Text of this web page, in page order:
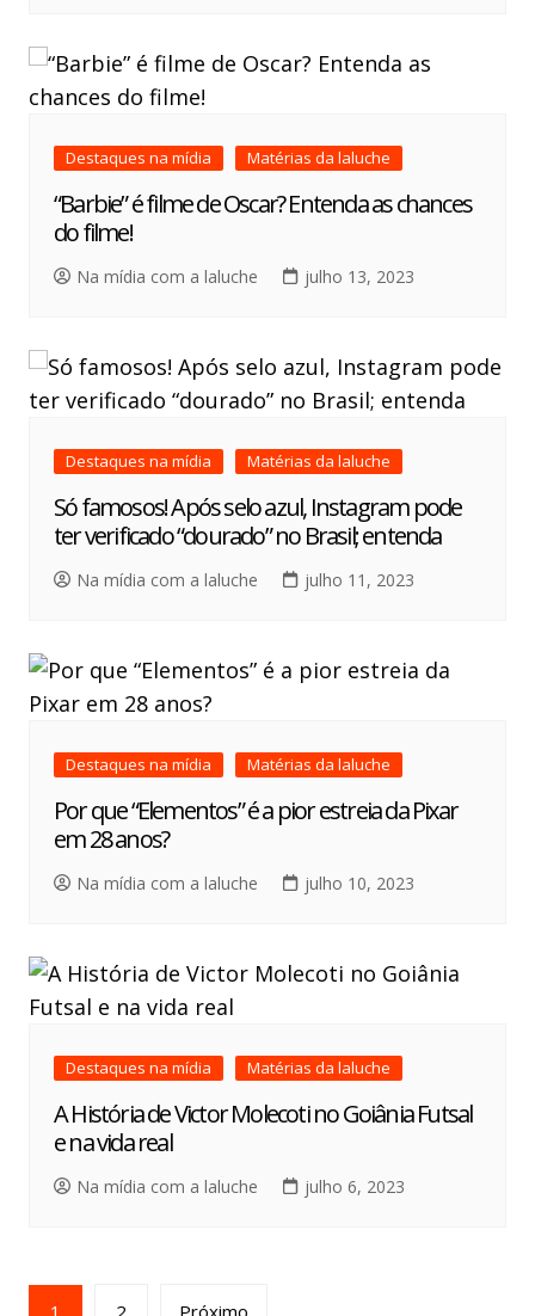
Destaques na mídia Matérias da laluche
“Barbie” é filme de Oscar? Entenda as chances
do filme!
Na mídia com a laluche julho 13, 2023
Destaques na mídia Matérias da laluche
Só famosos! Após selo azul, Instagram pode
ter verificado “dourado” no Brasil; entenda
Na mídia com a laluche julho 11, 2023
Destaques na mídia Matérias da laluche
Por que “Elementos” é a pior estreia da Pixar
em 28 anos?
Na mídia com a laluche julho 10, 2023
Destaques na mídia Matérias da laluche
A História de Victor Molecoti no Goiânia Futsal
e na vida real
Na mídia com a laluche julho 6, 2023